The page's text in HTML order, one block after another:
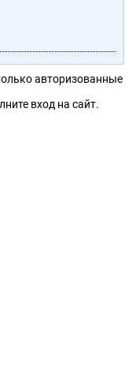
авторизованные
вход на сайт.